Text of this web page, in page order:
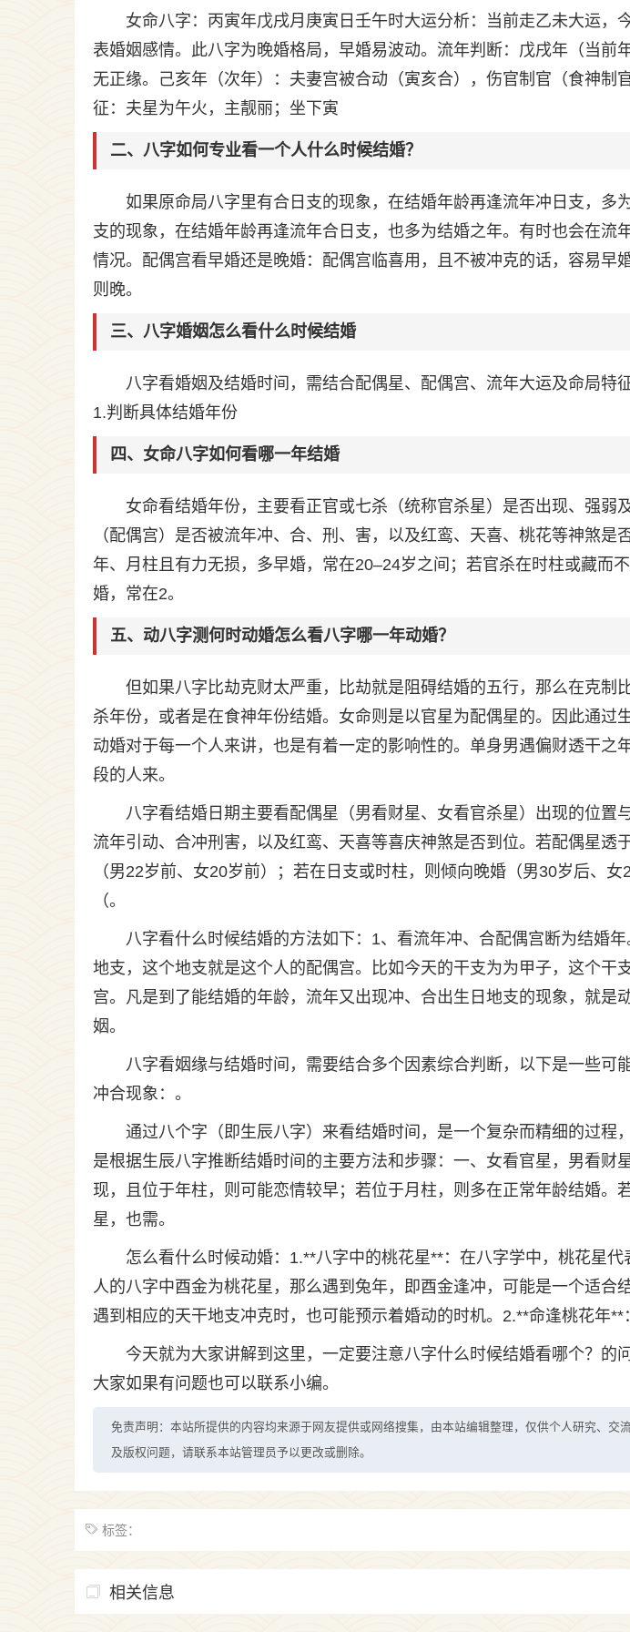
女命八字：丙寅年戊戌月庚寅日壬午时大运分析：当前走乙未大运，
表婚姻感情。此八字为晚婚格局，早婚易波动。流年判断：戊戌年（当前
无正缘。己亥年（次年）：夫妻宫被合动（寅亥合），伤官制官（食神制
征：夫星为午火，主靓丽；坐下寅
二、八字如何专业看一个人什么时候结婚？
如果原命局八字里有合日支的现象，在结婚年龄再逢流年冲日支，多
支的现象，在结婚年龄再逢流年合日支，也多为结婚之年。有时也会在流
情况。配偶宫看早婚还是晚婚：配偶宫临喜用，且不被冲克的话，容易早
则晚。
三、八字婚姻怎么看什么时候结婚
八字看婚姻及结婚时间，需结合配偶星、配偶宫、流年大运及命局特
1.判断具体结婚年份
四、女命八字如何看哪一年结婚
女命看结婚年份，主要看正官或七杀（统称官杀星）是否出现、强弱
（配偶宫）是否被流年冲、合、刑、害，以及红鸾、天喜、桃花等神煞是
年、月柱且有力无损，多早婚，常在20–24岁之间；若官杀在时柱或藏而
婚，常在2。
五、动八字测何时动婚怎么看八字哪一年动婚？
但如果八字比劫克财太严重，比劫就是阻碍结婚的五行，那么在克制
杀年份，或者是在食神年份结婚。女命则是以官星为配偶星的。因此通过
动婚对于每一个人来讲，也是有着一定的影响性的。单身男遇偏财透干之
段的人来。
八字看结婚日期主要看配偶星（男看财星、女看官杀星）出现的位置
流年引动、合冲刑害，以及红鸾、天喜等喜庆神煞是否到位。若配偶星透
（男22岁前、女20岁前）；若在日支或时柱，则倾向晚婚（男30岁后、
（。
八字看什么时候结婚的方法如下：1、看流年冲、合配偶宫断为结婚
地支，这个地支就是这个人的配偶宫。比如今天的干支为为甲子，这个干
宫。凡是到了能结婚的年龄，流年又出现冲、合出生日地支的现象，就是
姻。
八字看姻缘与结婚时间，需要结合多个因素综合判断，以下是一些可
冲合现象：。
通过八个字（即生辰八字）来看结婚时间，是一个复杂而精细的过程
是根据生辰八字推断结婚时间的主要方法和步骤：一、女看官星，男看财
现，且位于年柱，则可能恋情较早；若位于月柱，则多在正常年龄结婚。
星，也需。
怎么看什么时候动婚：1.**八字中的桃花星**：在八字学中，桃花星
人的八字中酉金为桃花星，那么遇到兔年，即酉金逢冲，可能是一个适合
遇到相应的天干地支冲克时，也可能预示着婚动的时机。2.**命逢桃花年**
今天就为大家讲解到这里，一定要注意八字什么时候结婚看哪个？的
大家如果有问题也可以联系小编。
免责声明：本站所提供的内容均来源于网友提供或网络搜集，由本站编辑整理，仅供个人研究、交
及版权问题，请联系本站管理员予以更改或删除。
标签：
相关信息